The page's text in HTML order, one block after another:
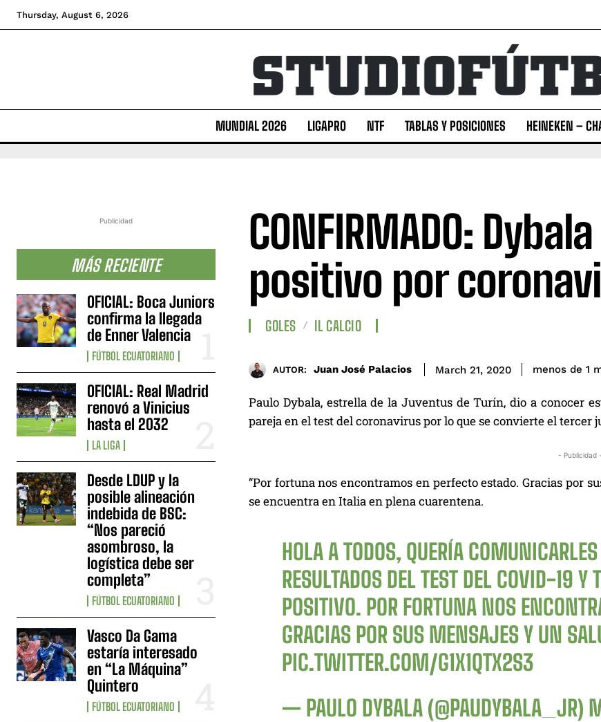
Thursday, August 6, 2026
MUNDIAL 2026 LIGAPRO NTF TABLAS Y POSICIONES HEINEKEN –
Publicidad
MÁS RECIENTE
OFICIAL: Boca Juniors
confirma la llegada
de Enner Valencia
FÚTBOL ECUATORIANO
OFICIAL: Real Madrid
renovó a Vinicius
hasta el 2032
LA LIGA
Desde LDUP y la
posible alineación
indebida de BSC:
“Nos pareció
asombroso, la
logística debe ser
completa”
FÚTBOL ECUATORIANO
Vasco Da Gama
estaría interesado
en “La Máquina”
Quintero
FÚTBOL ECUATORIANO
CONFIRMADO:
positivo por
GOLES IL CALCIO
AUTOR: Juan José Palacios March 21, 2020 menos de 1
Paulo Dybala, estrella de la Juventus de Turín, dio a conocer
pareja en el test del coronavirus por lo que se convierte el
- Publicidad -
“Por fortuna nos encontramos en perfecto estado. Gracias por
se encuentra en Italia en plena cuarentena.
HOLA A TODOS, QUERÍA
RESULTADOS DEL TEST DEL COVID-19
POSITIVO. POR FORTUNA NOS
GRACIAS POR SUS MENSAJES Y UN
PIC.TWITTER.COM/G1X1QTX2S3
— PAULO DYBALA (@PAUDYBALA_JR)